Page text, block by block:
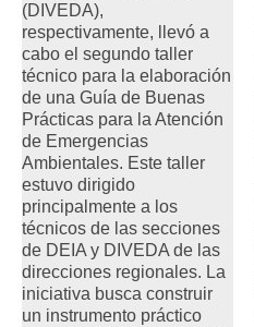
(DIVEDA),
respectivamente, llevó a
cabo el segundo taller
técnico para la elaboración
de una Guía de Buenas
Prácticas para la Atención
de Emergencias
Ambientales. Este taller
estuvo dirigido
principalmente a los
técnicos de las secciones
de DEIA y DIVEDA de las
direcciones regionales. La
iniciativa busca construir
un instrumento práctico